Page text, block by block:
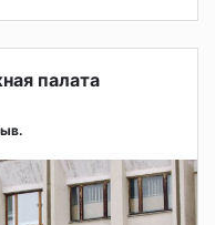
палата